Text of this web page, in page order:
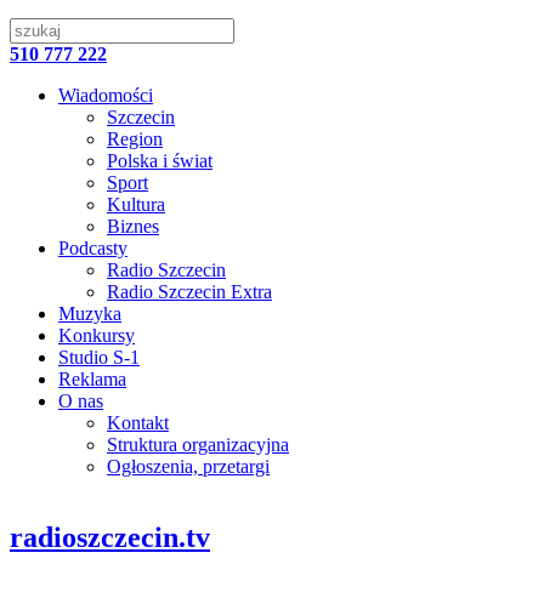
510 777 222
Wiadomości
Szczecin
Region
Polska i świat
Sport
Kultura
Biznes
Podcasty
Radio Szczecin
Radio Szczecin Extra
Muzyka
Konkursy
Studio S-1
Reklama
O nas
Kontakt
Struktura organizacyjna
Ogłoszenia, przetargi
radioszczecin.tv